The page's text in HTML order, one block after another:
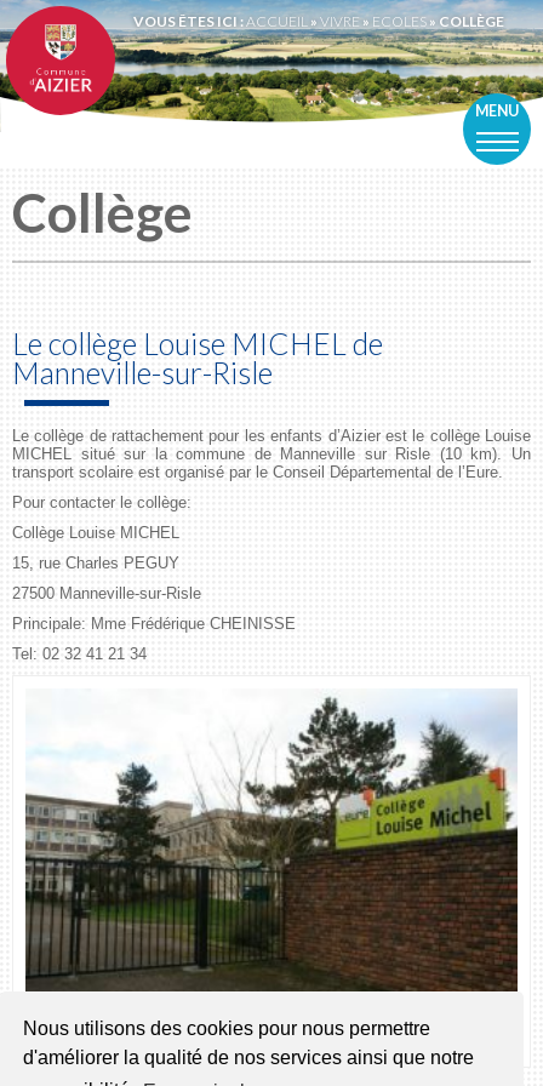
Nous utilisons des cookies pour nous permettre
d'améliorer la qualité de nos services ainsi que notre
VOUS ÊTES ICI :ACCUEIL » VIVRE » ECOLES » COLLÈGE
MENU
Collège
Le collège Louise MICHEL de
Manneville-sur-Risle
Le collège de rattachement pour les enfants d’Aizier est le collège Louise
MICHEL situé sur la commune de Manneville sur Risle (10 km). Un
transport scolaire est organisé par le Conseil Départemental de l’Eure.
Pour contacter le collège:
Collège Louise MICHEL
15, rue Charles PEGUY
27500 Manneville-sur-Risle
Principale: Mme Frédérique CHEINISSE
Tel: 02 32 41 21 34
Collège Louise MICHEL de Manneville-sir-Risle